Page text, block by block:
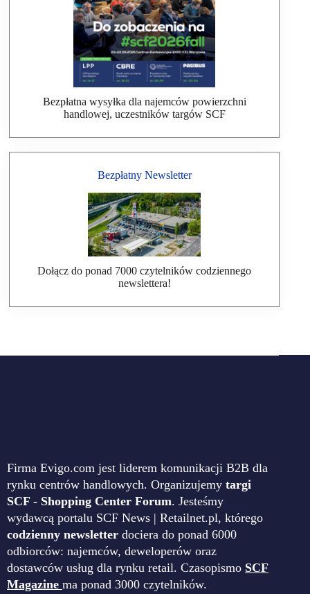
Bezpłatna wysyłka dla najemców powierzchni
handlowej, uczestników targów SCF
Bezpłatny Newsletter
Dołącz do ponad 7000 czytelników codziennego
newslettera!
Firma Evigo.com jest liderem komunikacji B2B dla
rynku centrów handlowych. Organizujemy targi
SCF - Shopping Center Forum. Jesteśmy
wydawcą portalu SCF News | Retailnet.pl, którego
codzienny newsletter dociera do ponad 6000
odbiorców: najemców, deweloperów oraz
dostawców usług dla rynku retail. Czasopismo SCF
Magazine ma ponad 3000 czytelników.